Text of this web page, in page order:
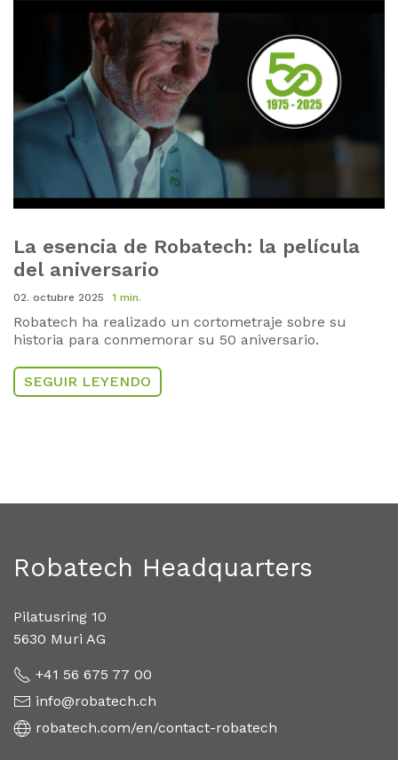
La esencia de Robatech: la película
del aniversario
02. octubre 2025 1 min.
Robatech ha realizado un cortometraje sobre su
historia para conmemorar su 50 aniversario.
SEGUIR LEYENDO
Robatech Headquarters
Pilatusring 10
5630 Muri AG
+41 56 675 77 00
info@robatech.ch
robatech.com/en/contact-robatech